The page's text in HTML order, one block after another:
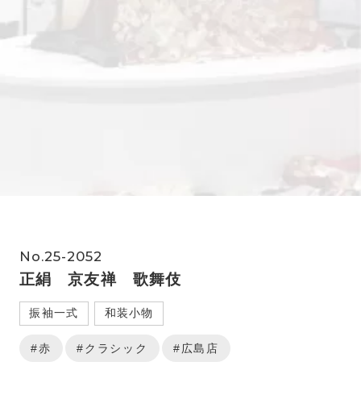
No.25-2052
正絹 京友禅 歌舞伎
振袖一式 和装小物
#赤 #クラシック #広島店